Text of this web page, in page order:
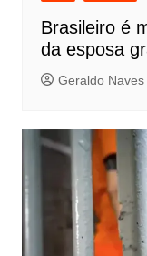
Brasileiro é
da esposa
Geraldo Naves